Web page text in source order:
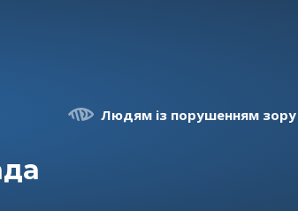
Людям із порушенням зору